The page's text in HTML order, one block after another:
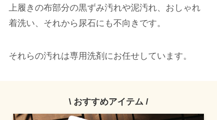
上履きの布部分の黒ずみ汚れや泥汚れ、おしゃれ
着洗い、それから尿石にも不向きです。
それらの汚れは専用洗剤にお任せしています。
\ おすすめアイテム /